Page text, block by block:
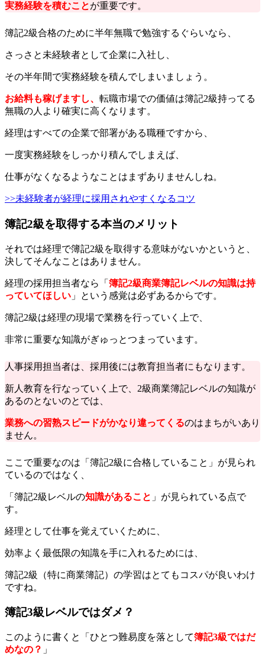
実務経験を積むことが重要です。
簿記2級合格のために半年無職で勉強するぐらいなら、
さっさと未経験者として企業に入社し、
その半年間で実務経験を積んでしまいましょう。
お給料も稼げますし、 転職市場での価値は簿記2級持ってる
無職の人より確実に高くなります。
経理はすべての企業で部署がある職種ですから、
一度実務経験をしっかり積んでしまえば、
仕事がなくなるようなことはまずありませんしね。
>>未経験者が経理に採用されやすくなるコツ
簿記2級を取得する本当のメリット
それでは経理で簿記2級を取得する意味がないかというと、
決してそんなことはありません。
経理の採用担当者なら「 簿記2級商業簿記レベルの知識は持
っていてほしい 」という感覚は必ずあるからです。
簿記2級は経理の現場で業務を行っていく上で、
非常に重要な知識がぎゅっとつまっています。
人事採用担当者は、採用後には教育担当者にもなります。
新人教育を行なっていく上で、2級商業簿記レベルの知識が
あるのとないのとでは、
業務への習熟スピードがかなり違ってくるのはまちがいあり
ません。
ここで重要なのは「簿記2級に合格していること」が見られ
ているのではなく、
「簿記2級レベルの知識があること 」が見られている点で
す。
経理として仕事を覚えていくために、
効率よく最低限の知識を手に入れるためには、
簿記2級（特に商業簿記）の学習はとてもコスパが良いわけ
ですね。
簿記3級レベルではダメ？
このように書くと「ひとつ難易度を落として簿記3級ではだ
めなの？ 」